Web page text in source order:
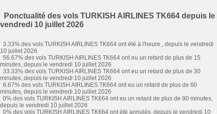
Ponctualité des vols TURKISH AIRLINES TK664 depuis le
vendredi 10 juillet 2026
3.33% des vols TURKISH AIRLINES TK664 ont été à l'heure , depuis le vendredi
10 juillet 2026
56.67% des vols TURKISH AIRLINES TK664 ont eu un retard de plus de 15
minutes, depuis le vendredi 10 juillet 2026
33.33% des vols TURKISH AIRLINES TK664 ont eu un retard de plus de 30
minutes, depuis le vendredi 10 juillet 2026
6.67% des vols TURKISH AIRLINES TK664 ont eu un retard de plus de 60
minutes, depuis le vendredi 10 juillet 2026
0% des vols TURKISH AIRLINES TK664 ont eu un retard de plus de 90 minutes,
depuis le vendredi 10 juillet 2026
0% des vols TURKISH AIRLINES TK664 ont été annulés, depuis le vendredi 10